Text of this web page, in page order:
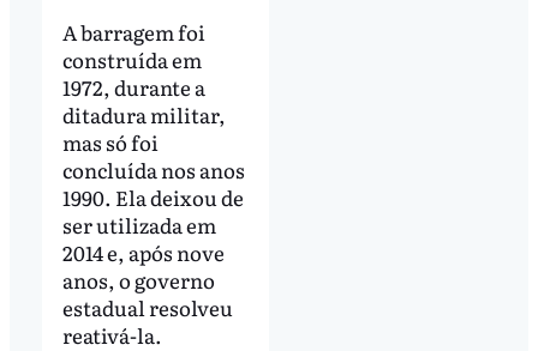
A barragem foi
construída em
1972, durante a
ditadura militar,
mas só foi
concluída nos anos
1990. Ela deixou de
ser utilizada em
2014 e, após nove
anos, o governo
estadual resolveu
reativá-la.